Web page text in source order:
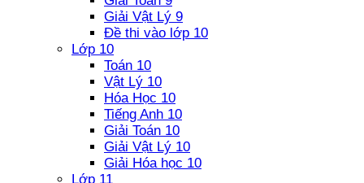
Giải Vật Lý 9
Đề thi vào lớp 10
Lớp 10
Toán 10
Vật Lý 10
Hóa Học 10
Tiếng Anh 10
Giải Toán 10
Giải Vật Lý 10
Giải Hóa học 10
Lớp 11